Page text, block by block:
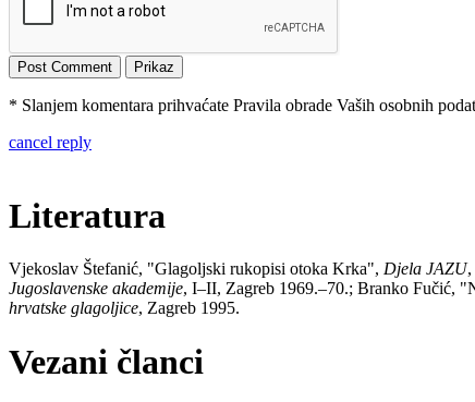
* Slanjem komentara prihvaćate Pravila obrade Vaših osobnih
cancel reply
Literatura
Vjekoslav Štefanić, "Glagoljski rukopisi otoka Krka", Djela JAZU,
Jugoslavenske akademije, I–II, Zagreb 1969.–70.; Branko Fučić,
hrvatske glagoljice, Zagreb 1995.
Vezani članci